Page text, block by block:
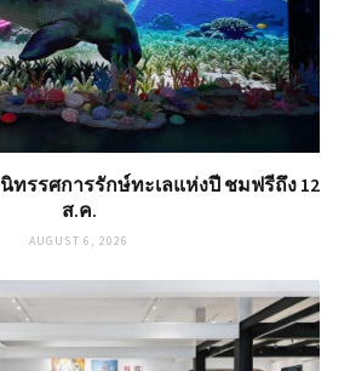
นิทรรศการรักษ์ทะเลแห่งปี ชมฟรีถึง 12
ส.ค.
AUGUST 6, 2026